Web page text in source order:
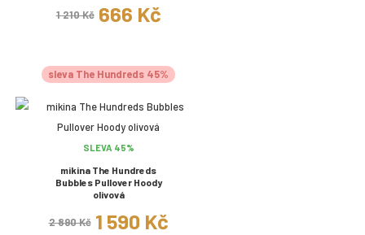
1 210 Kč 666 Kč
sleva The Hundreds 45%
SLEVA 45%
mikina The Hundreds
Bubbles Pullover Hoody
olivová
2 890 Kč 1 590 Kč